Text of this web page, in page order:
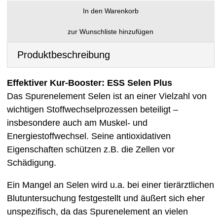
Produktbeschreibung
Effektiver Kur-Booster: ESS Selen Plus
Das Spurenelement Selen ist an einer Vielzahl von
wichtigen Stoffwechselprozessen beteiligt –
insbesondere auch am Muskel- und
Energiestoffwechsel. Seine antioxidativen
Eigenschaften schützen z.B. die Zellen vor
Schädigung.
Ein Mangel an Selen wird u.a. bei einer tierärztlichen
Blutuntersuchung festgestellt und äußert sich eher
unspezifisch, da das Spurenelement an vielen